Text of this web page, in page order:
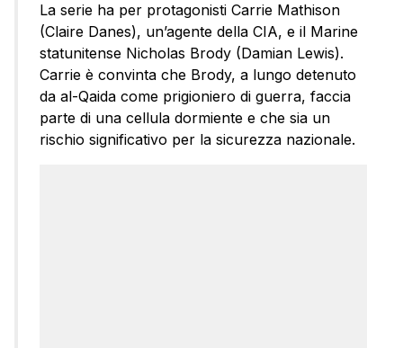
La serie ha per protagonisti Carrie Mathison
(Claire Danes), un’agente della CIA, e il Marine
statunitense Nicholas Brody (Damian Lewis).
Carrie è convinta che Brody, a lungo detenuto
da al-Qaida come prigioniero di guerra, faccia
parte di una cellula dormiente e che sia un
rischio significativo per la sicurezza nazionale.